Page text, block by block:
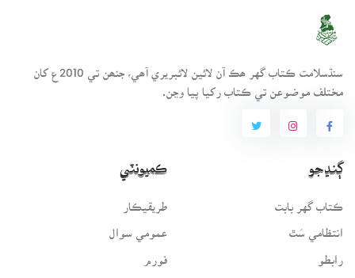
سنڌسلامت ڪتاب گهر ھڪ آن لائين لائبريري آھي، جنھن تي 2010ع کان
مختلف موضوعن تي ڪتاب رکيا پيا وڃن.
ڳنڍجو
ڪتاب گهر بابت
انتظامي سَٿ
رابطو
ڪميونٽي
طريقيڪار
عمومي سوال
فورم